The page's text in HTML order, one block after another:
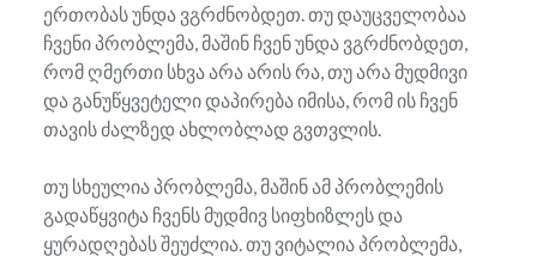
ერთობას უნდა ვგრძნობდეთ. თუ დაუცველობაა
ჩვენი პრობლემა, მაშინ ჩვენ უნდა ვგრძნობდეთ,
რომ ღმერთი სხვა არა არის რა, თუ არა მუდმივი
და განუწყვეტელი დაპირება იმისა, რომ ის ჩვენ
თავის ძალზედ ახლობლად გვთვლის.
თუ სხეულია პრობლემა, მაშინ ამ პრობლემის
გადაწყვიტა ჩვენს მუდმივ სიფხიზლეს და
ყურადღებას შეუძლია. თუ ვიტალია პრობლემა,